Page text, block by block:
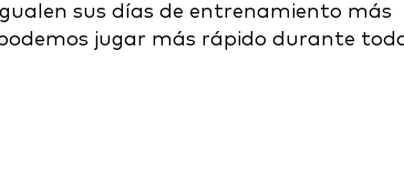
sus días de entrenamiento más
jugar más rápido durante